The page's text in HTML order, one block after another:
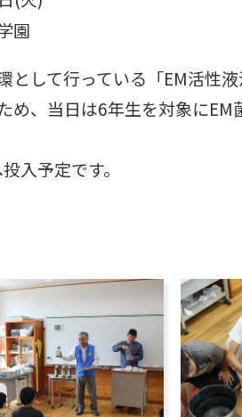
園
として行っている「EM活性
め、当日は6年生を対象に
入予定です。